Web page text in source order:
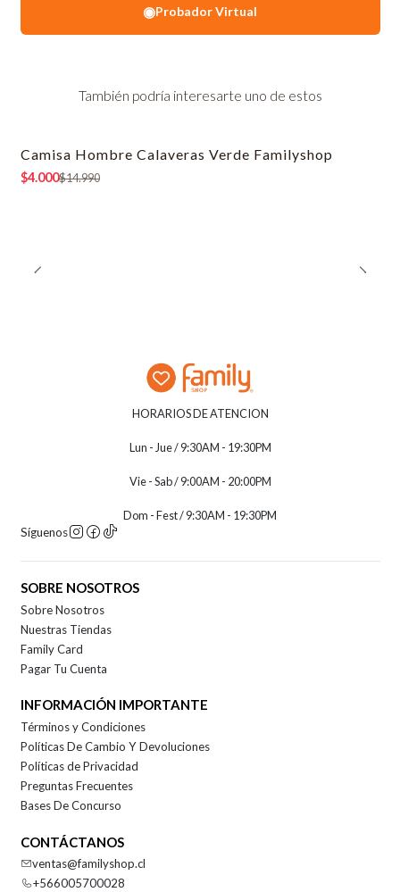
◉Probador Virtual
También podría interesarte uno de estos
-73% OFF
Camisa Hombre Calaveras Verde Familyshop
$4.000$14.990
HORARIOS DE ATENCION
Lun - Jue / 9:30AM - 19:30PM
Vie - Sab / 9:00AM - 20:00PM
Dom - Fest / 9:30AM - 19:30PM
Síguenos
SOBRE NOSOTROS
Sobre Nosotros
Nuestras Tiendas
Family Card
Pagar Tu Cuenta
INFORMACIÓN IMPORTANTE
Términos y Condiciones
Políticas De Cambio Y Devoluciones
Políticas de Privacidad
Preguntas Frecuentes
Bases De Concurso
CONTÁCTANOS
ventas@familyshop.cl
+566005700028